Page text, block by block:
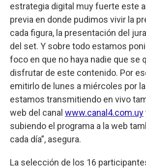
estrategia digital muy fuerte este
previa en donde pudimos vivir la
cada figura, la presentación del
del set. Y sobre todo estamos
foco en que no haya nadie que se
disfrutar de este contenido. Por
emitirlo de lunes a miércoles por
estamos transmitiendo en vivo
web del canal www.canal4.com.uy
subiendo el programa a la web
cada día”, asegura.
La selección de los 16